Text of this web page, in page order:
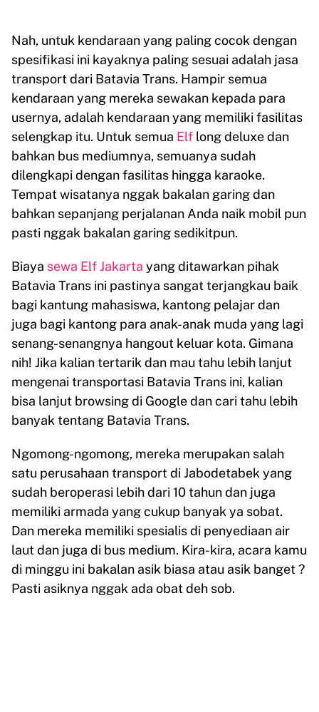
Nah, untuk kendaraan yang paling cocok dengan
spesifikasi ini kayaknya paling sesuai adalah jasa
transport dari Batavia Trans. Hampir semua
kendaraan yang mereka sewakan kepada para
usernya, adalah kendaraan yang memiliki fasilitas
selengkap itu. Untuk semua Elf long deluxe dan
bahkan bus mediumnya, semuanya sudah
dilengkapi dengan fasilitas hingga karaoke.
Tempat wisatanya nggak bakalan garing dan
bahkan sepanjang perjalanan Anda naik mobil pun
pasti nggak bakalan garing sedikitpun.
Biaya sewa Elf Jakarta yang ditawarkan pihak
Batavia Trans ini pastinya sangat terjangkau baik
bagi kantung mahasiswa, kantong pelajar dan
juga bagi kantong para anak-anak muda yang lagi
senang-senangnya hangout keluar kota. Gimana
nih! Jika kalian tertarik dan mau tahu lebih lanjut
mengenai transportasi Batavia Trans ini, kalian
bisa lanjut browsing di Google dan cari tahu lebih
banyak tentang Batavia Trans.
Ngomong-ngomong, mereka merupakan salah
satu perusahaan transport di Jabodetabek yang
sudah beroperasi lebih dari 10 tahun dan juga
memiliki armada yang cukup banyak ya sobat.
Dan mereka memiliki spesialis di penyediaan air
laut dan juga di bus medium. Kira-kira, acara kamu
di minggu ini bakalan asik biasa atau asik banget ?
Pasti asiknya nggak ada obat deh sob.